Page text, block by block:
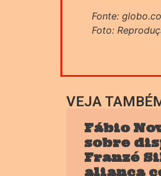
Fonte:
Foto:
VEJA
Fábio
sobre
Franzé
aliança